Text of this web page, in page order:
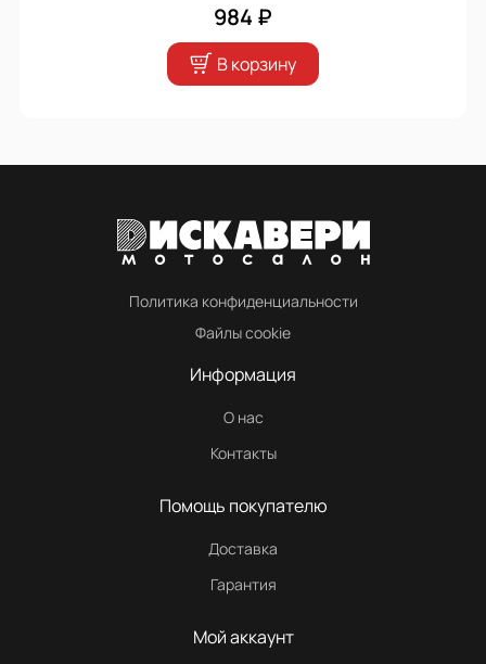
984 ₽
В корзину
Политика конфиденциальности
Файлы cookie
Информация
О нас
Контакты
Помощь покупателю
Доставка
Гарантия
Мой аккаунт